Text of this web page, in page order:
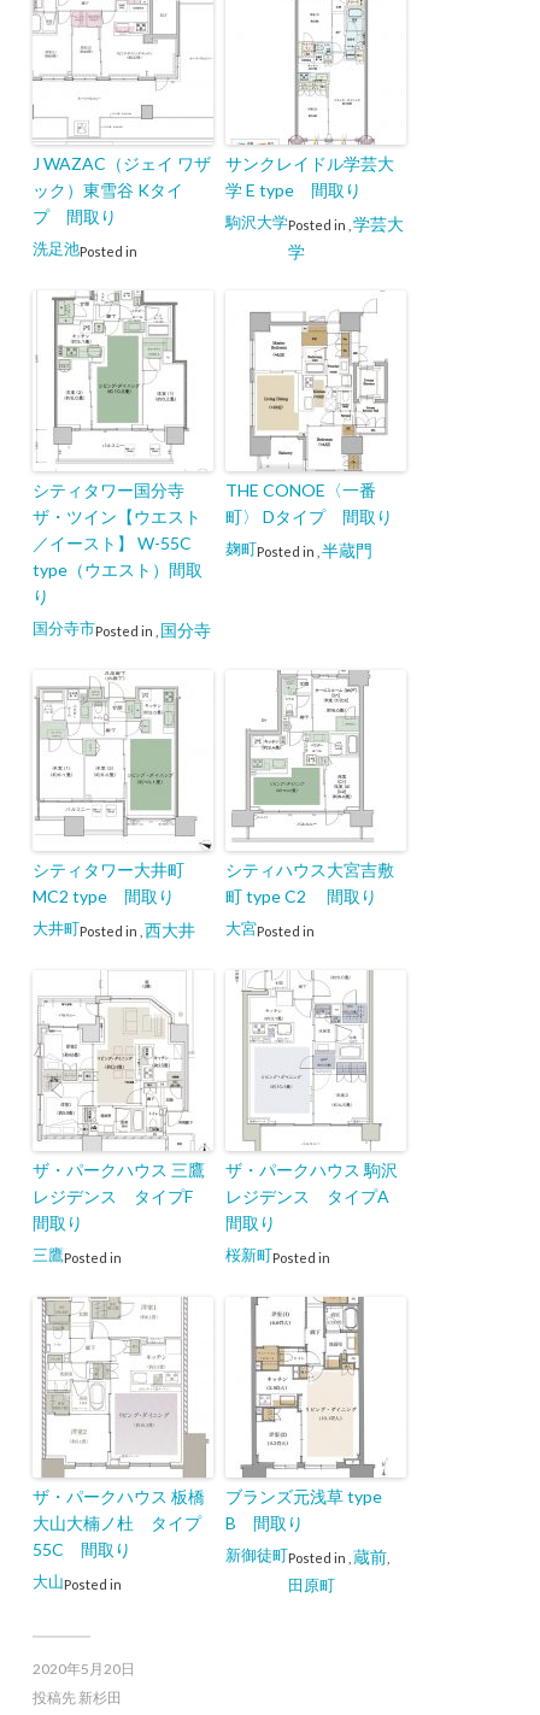
J WAZAC（ジェイ ワザ
ック）東雪谷 Kタイ
プ 間取り
Posted in
洗足池
サンクレイドル学芸大
学 E type 間取り
Posted in
駒沢大学
学芸大
学
シティタワー国分寺
ザ・ツイン【ウエスト
／イースト】 W-55C
type（ウエスト）間取
り
Posted in
国分寺市 国分寺
THE CONOE〈一番
町〉 Dタイプ 間取り
Posted in
麹町 半蔵門
シティタワー大井町
MC2 type 間取り
Posted in
大井町 西大井
シティハウス大宮吉敷
町 type C2 間取り
Posted in
大宮
ザ・パークハウス 三鷹
レジデンス タイプF
間取り
Posted in
三鷹
ザ・パークハウス 駒沢
レジデンス タイプA
間取り
Posted in
桜新町
ザ・パークハウス 板橋
大山大楠ノ杜 タイプ
55C 間取り
Posted in
大山
ブランズ元浅草 type
B 間取り
Posted in
新御徒町 蔵前,
田原町
2020年5月20日
投稿先 新杉田